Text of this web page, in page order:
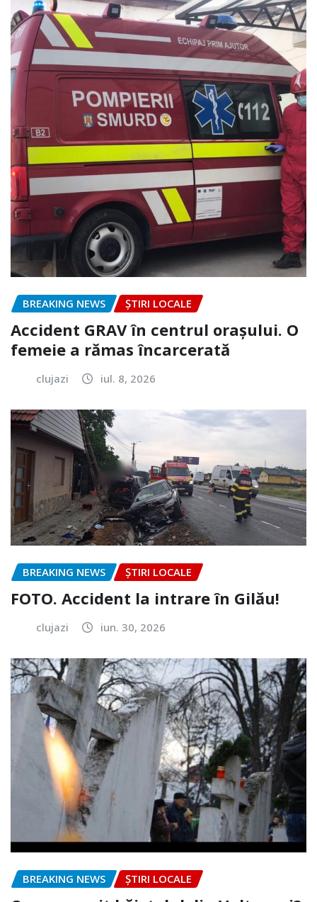
BREAKING NEWS ȘTIRI LOCALE
Accident GRAV în centrul orașului. O
femeie a rămas încarcerată
clujazi iul. 8, 2026
BREAKING NEWS ȘTIRI LOCALE
FOTO. Accident la intrare în Gilău!
clujazi iun. 30, 2026
BREAKING NEWS ȘTIRI LOCALE